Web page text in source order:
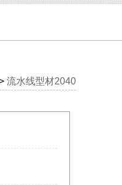
流水线型材2040